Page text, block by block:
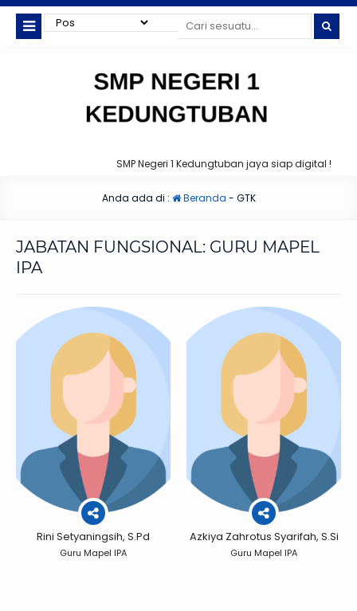
SMP Negeri 1 Kedungtuban jaya siap digital !
Anda ada di : Beranda - GTK
JABATAN FUNGSIONAL: GURU MAPEL
IPA
Rini Setyaningsih, S.Pd
Guru Mapel IPA
Azkiya Zahrotus Syarifah, S.Si
Guru Mapel IPA